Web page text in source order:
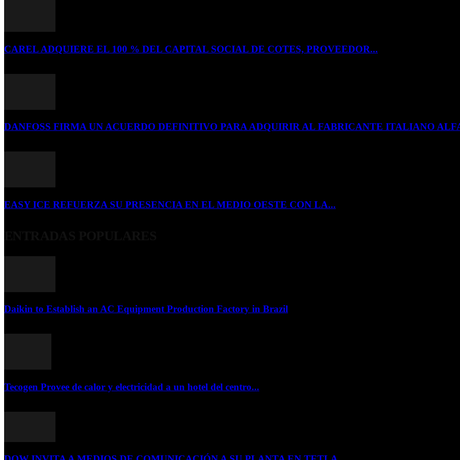
CAREL ADQUIERE EL 100 % DEL CAPITAL SOCIAL DE COTES, PROVEEDOR...
DANFOSS FIRMA UN ACUERDO DEFINITIVO PARA ADQUIRIR AL FABRICANTE ITALIANO
EASY ICE REFUERZA SU PRESENCIA EN EL MEDIO OESTE CON LA...
Daikin to Establish an AC Equipment Production Factory in Brazil
Tecogen Provee de calor y electricidad a un hotel del centro...